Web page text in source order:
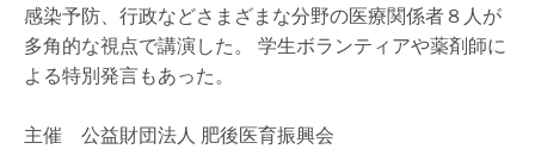
感染予防、行政などさまざまな分野の医療関係者８人が
多角的な視点で講演した。 学生ボランティアや薬剤師に
よる特別発言もあった。
主催 公益財団法人 肥後医育振興会